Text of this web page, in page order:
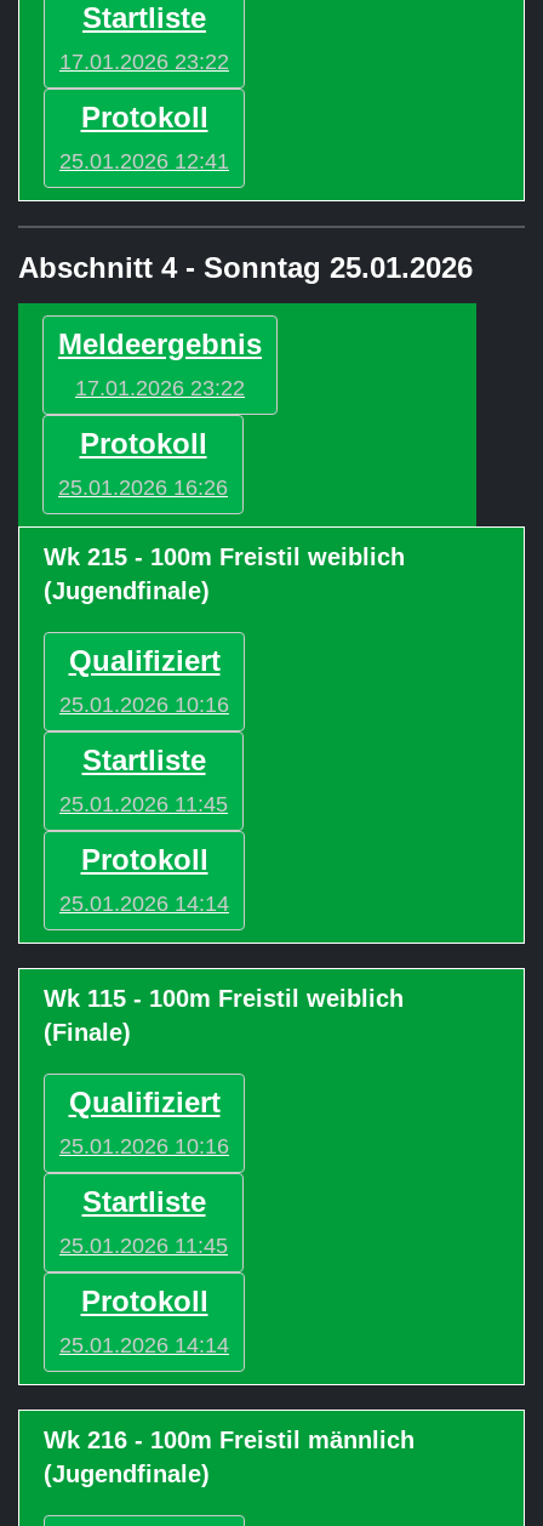
Startliste
17.01.2026 23:22
Protokoll
25.01.2026 12:41
Abschnitt 4 - Sonntag 25.01.2026
Meldeergebnis
17.01.2026 23:22
Protokoll
25.01.2026 16:26
Wk 215 - 100m Freistil weiblich
(Jugendfinale)
Qualifiziert
25.01.2026 10:16
Startliste
25.01.2026 11:45
Protokoll
25.01.2026 14:14
Wk 115 - 100m Freistil weiblich
(Finale)
Qualifiziert
25.01.2026 10:16
Startliste
25.01.2026 11:45
Protokoll
25.01.2026 14:14
Wk 216 - 100m Freistil männlich
(Jugendfinale)